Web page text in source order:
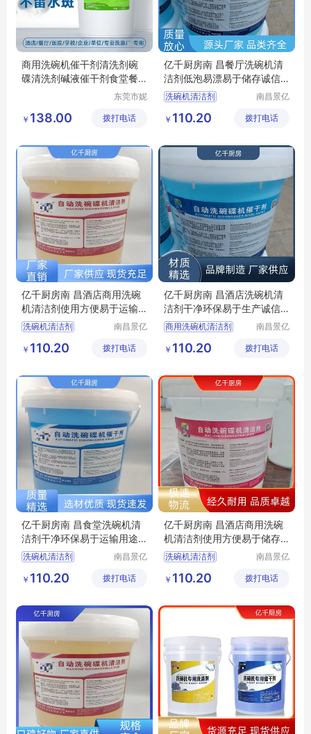
商用洗碗机催干剂清洗剂碗
碟清洗剂碱液催干剂食堂餐
东莞市妮
品有限公
￥ 138.00 拨打电话
亿千厨房南 昌餐厅洗碗机清
洁剂低泡易漂易于储存诚信
经营
洗碗机清洁剂
商用洗碗机清洁剂
商用洗碗机清洁剂厂家
南昌景亿
有限公司
￥ 110.20 拨打电话
亿千厨房南 昌酒店商用洗碗
机清洁剂使用方便易于运输
货源稳定
洗碗机清洁剂
洗碗机专用光亮剂
洗碗机光亮剂厂家
南昌景亿
有限公司
￥ 110.20 拨打电话
亿千厨房南 昌酒店洗碗机清
洁剂干净环保易于生产诚信
经营
商用洗碗机清洁剂
洗碗机专用催干剂
洗碗机光亮剂厂家
南昌景亿
有限公司
￥ 110.20 拨打电话
亿千厨房南 昌食堂洗碗机清
洁剂干净环保易于运输用途
广泛
洗碗机清洁剂
商用洗碗机光亮剂
商用洗碗机清洁剂厂家
南昌景亿
有限公司
￥ 110.20 拨打电话
亿千厨房南 昌酒店商用洗碗
机清洁剂使用方便易于储存
用途广泛
洗碗机清洁剂
洗碗机洗涤剂厂家
洗碗机专用洗涤剂厂家
南昌景亿
有限公司
￥ 110.20 拨打电话